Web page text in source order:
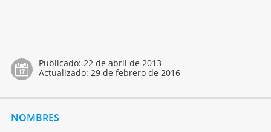
Publicado: 22 de abril de 2013
Actualizado: 29 de febrero de 2016
NOMBRES